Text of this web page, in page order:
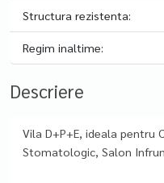
Structura rezistenta:
Regim inaltime:
Descriere
Vila D+P+E, ideala pentru
Stomatologic, Salon